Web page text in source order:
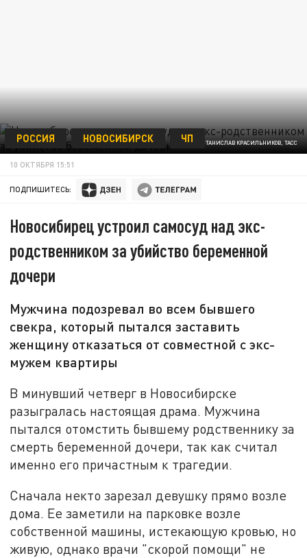
ФОТО - СТАНИСЛАВ КРАСИЛЬНИКОВ, ТАСС
РОССИЯ НОВОСИБИРСК ЧП
10 ОКТЯБРЯ 15:51
ПОДПИШИТЕСЬ:
Новосибирец устроил самосуд над экс-
родственником за убийство беременной
дочери
Мужчина подозревал во всем бывшего
свекра, который пытался заставить
женщину отказаться от совместной с экс-
мужем квартиры
В минувший четверг в Новосибирске
разыгралась настоящая драма. Мужчина
пытался отомстить бывшему родственнику за
смерть беременной дочери, так как считал
именно его причастным к трагедии.
Сначала некто зарезал девушку прямо возле
дома. Ее заметили на парковке возле
собственной машины, истекающую кровью, но
живую, однако врачи "скорой помощи" не